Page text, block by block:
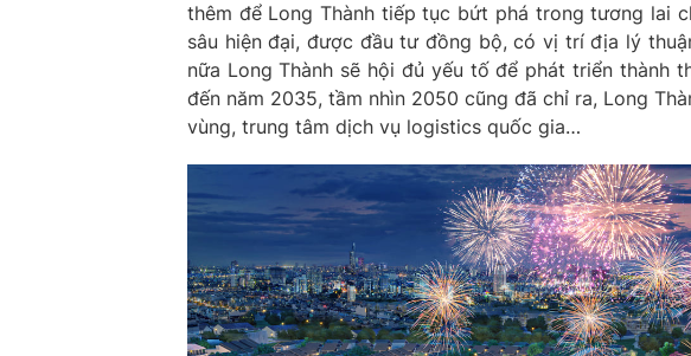
thêm để Long Thành tiếp tục bứt phá trong tương lai
sâu hiện đại, được đầu tư đồng bộ, có vị trí địa lý
nữa Long Thành sẽ hội đủ yếu tố để phát triển thành
đến năm 2035, tầm nhìn 2050 cũng đã chỉ ra, Long
vùng, trung tâm dịch vụ logistics quốc gia…